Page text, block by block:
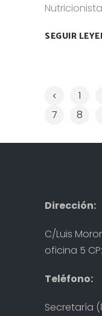
SEGUIR
1
7
8
Dirección:
C/Luis
oficina 5
Teléfono:
Secretaría